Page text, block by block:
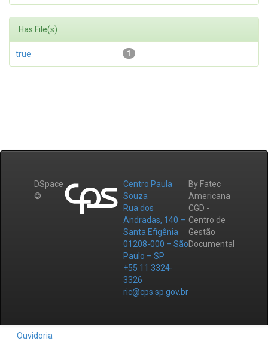
Has File(s)
1
true
DSpace
©
Centro Paula
Souza
Rua dos
Andradas, 140 –
Santa Efigênia
01208-000 – São
Paulo – SP
+55 11 3324-
3326
ric@cps.sp.gov.br
By Fatec
Americana
CGD -
Centro de
Gestão
Documental
Ouvidoria